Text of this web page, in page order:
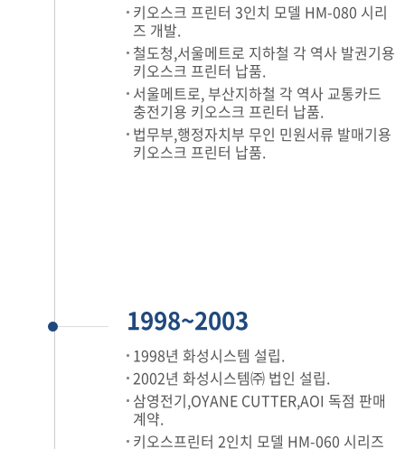
키오스크 프린터 3인치 모델 HM-080 시리
즈 개발.
철도청,서울메트로 지하철 각 역사 발권기용
키오스크 프린터 납품.
서울메트로, 부산지하철 각 역사 교통카드
충전기용 키오스크 프린터 납품.
법무부,행정자치부 무인 민원서류 발매기용
키오스크 프린터 납품.
1998~2003
1998년 화성시스템 설립.
2002년 화성시스템㈜ 법인 설립.
삼영전기,OYANE CUTTER,AOI 독점 판매
계약.
키오스프린터 2인치 모델 HM-060 시리즈